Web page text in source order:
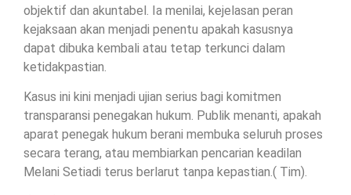
objektif dan akuntabel. Ia menilai, kejelasan peran
kejaksaan akan menjadi penentu apakah kasusnya
dapat dibuka kembali atau tetap terkunci dalam
ketidakpastian.
Kasus ini kini menjadi ujian serius bagi komitmen
transparansi penegakan hukum. Publik menanti, apakah
aparat penegak hukum berani membuka seluruh proses
secara terang, atau membiarkan pencarian keadilan
Melani Setiadi terus berlarut tanpa kepastian.( Tim).